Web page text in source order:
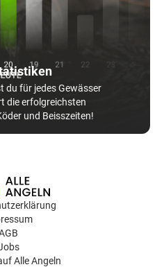
du für jedes Gewässer
die erfolgreichsten
und Beisszeiten!
Alle Angeln